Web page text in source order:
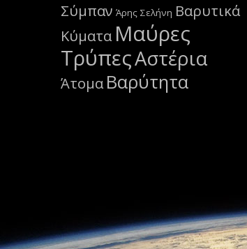
Σύμπαν Άρης Σελήνη Βαρυτικά
Κύματα Μαύρες
ΤρύπεςΑστέρια
Άτομα Βαρύτητα